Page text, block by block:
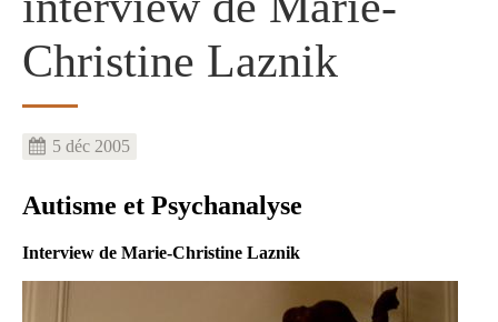
Christine Laznik
5 déc 2005
Autisme et Psychanalyse
Interview de Marie-Christine Laznik